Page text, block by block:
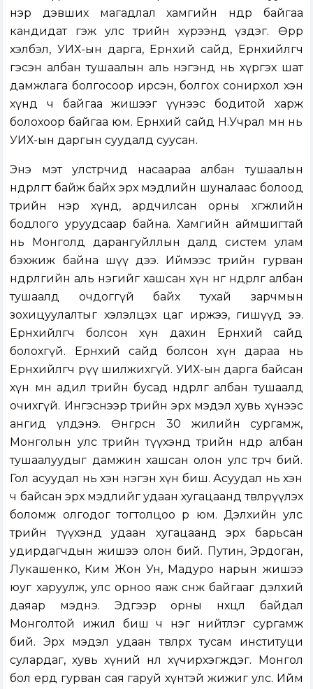
нэр дэвших магадлал хамгийн өндөр байгаа
кандидат гэж улс төрийн хүрээнд үздэг. Өөрөөр
хэлбэл, УИХ-ын дарга, Ерөнхий сайд, Ерөнхийлөгч
гэсэн албан тушаалын аль нэгэнд нь хүргэх шат
дамжлага болгосоор ирсэн, болгох сонирхол хэн
хүнд ч байгаа жишээг үүнээс бодитой харж
болохоор байгаа юм. Ерөнхий сайд Н.Учрал өмнө нь
УИХ-ын даргын суудалд суусан.
Энэ мэт улстөрчид насаараа албан тушаалын
өндөрлөгт байж байх эрх мэдлийн шуналаас болоод
төрийн нэр хүнд, ардчилсан орны хөгжлийн
бодлого уруудсаар байна. Хамгийн аймшигтай
нь Монголд дарангуйллын далд систем улам
бэхжиж байна шүү дээ. Иймээс төрийн гурван
өндөрлөгийн аль нэгийг хашсан хүн нөгөө өндөрлөг албан
тушаалд очдоггүй байх тухай зарчмын
зохицуулалтыг хэлэлцэх цаг иржээ, гишүүд ээ.
Ерөнхийлөгч болсон хүн дахин Ерөнхий сайд
болохгүй. Ерөнхий сайд болсон хүн дараа нь
Ерөнхийлөгч рүү шилжихгүй. УИХ-ын дарга байсан
хүн мөн адил төрийн бусад өндөрлөг албан тушаалд
очихгүй. Ингэснээр төрийн эрх мэдэл хувь хүнээс
ангид үлдэнэ. Өнгөрсөн 30 жилийн сургамж,
Монголын улс төрийн түүхэнд төрийн өндөр албан
тушаалуудыг дамжин хашсан олон улс төрч бий.
Гол асуудал нь хэн нэгэн хүн биш. Асуудал нь хэн
ч байсан эрх мэдлийг удаан хугацаанд төвлөрүүлэх
боломж олгодог тогтолцоо өөрөө юм. Дэлхийн улс
төрийн түүхэнд удаан хугацаанд эрх барьсан
удирдагчдын жишээ олон бий. Путин, Эрдоган,
Лукашенко, Ким Жон Ун, Мадуро нарын жишээ
юуг харуулж, улс орноо яаж сөнөөж байгааг дэлхий
даяар мэднэ. Эдгээр орны нөхцөл байдал
Монголтой ижил биш ч нэг нийтлэг сургамж
бий. Эрх мэдэл удаан төвлөрөх тусам институци
сулардаг, хувь хүний нөлөө хүчирхэгждэг. Монгол
бол ердөө гурван сая гаруй хүнтэй жижиг улс. Ийм